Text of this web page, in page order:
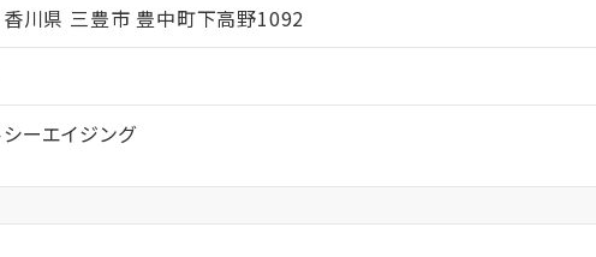
川県 三豊市 豊中町下高野1092
ーエイジング